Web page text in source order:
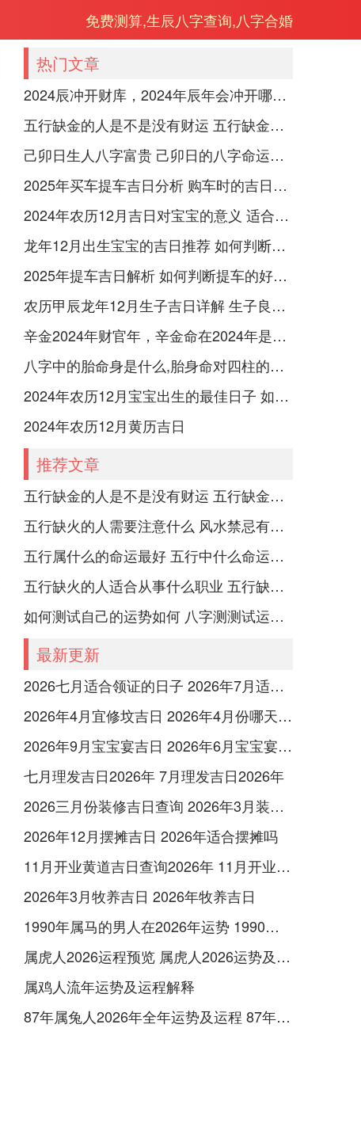
免费测算,生辰八字查询,八字合婚
热门文章
2024辰冲开财库，2024年辰年会冲开哪些人的财库
五行缺金的人是不是没有财运 五行缺金的人命运好不好
己卯日生人八字富贵 己卯日的八字命运如何
2025年买车提车吉日分析 购车时的吉日与禁忌
2024年农历12月吉日对宝宝的意义 适合龙年宝宝出生的日子有哪些
龙年12月出生宝宝的吉日推荐 如何判断吉日是否适合宝宝
2025年提车吉日解析 如何判断提车的好日子
农历甲辰龙年12月生子吉日详解 生子良辰的影响因素
辛金2024年财官年，辛金命在2024年是财官年还是财印年
八字中的胎命身是什么,胎身命对四柱的影响
2024年农历12月宝宝出生的最佳日子 如何挑选适合的吉日
2024年农历12月黄历吉日
推荐文章
五行缺金的人是不是没有财运 五行缺金的人命运好不好
五行缺火的人需要注意什么 风水禁忌有哪些
五行属什么的命运最好 五行中什么命运势旺盛
五行缺火的人适合从事什么职业 五行缺火的人适合从事的职业有哪些
如何测试自己的运势如何 八字测测试运运程
最新更新
2026七月适合领证的日子 2026年7月适合领证的吉日
2026年4月宜修坟吉日 2026年4月份哪天修坟好
2026年9月宝宝宴吉日 2026年6月宝宝宴吉日
七月理发吉日2026年 7月理发吉日2026年
2026三月份装修吉日查询 2026年3月装修吉日吉时黄道吉日
2026年12月摆摊吉日 2026年适合摆摊吗
11月开业黄道吉日查询2026年 11月开业吉日查询2026
2026年3月牧养吉日 2026年牧养吉日
1990年属马的男人在2026年运势 1990年属马的情节是哪一年
属虎人2026运程预览 属虎人2026运势及运程
属鸡人流年运势及运程解释
87年属兔人2026年全年运势及运程 87年属兔人2026年运势及财运